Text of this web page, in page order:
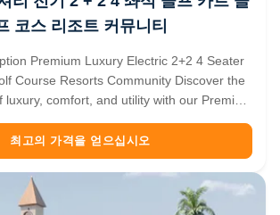
코스 리조트 커뮤니티
Premium Luxury Electric 2+2 4 Seater
Course Resorts Community Discover the
luxury, comfort, and utility with our Premium
versatile vehicle is your perfect companion
...
최고의 가격을 얻으십시오